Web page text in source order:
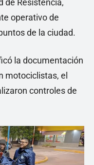
de Resistencia,
operativo de
de la ciudad.
la documentación
motociclistas, el
controles de